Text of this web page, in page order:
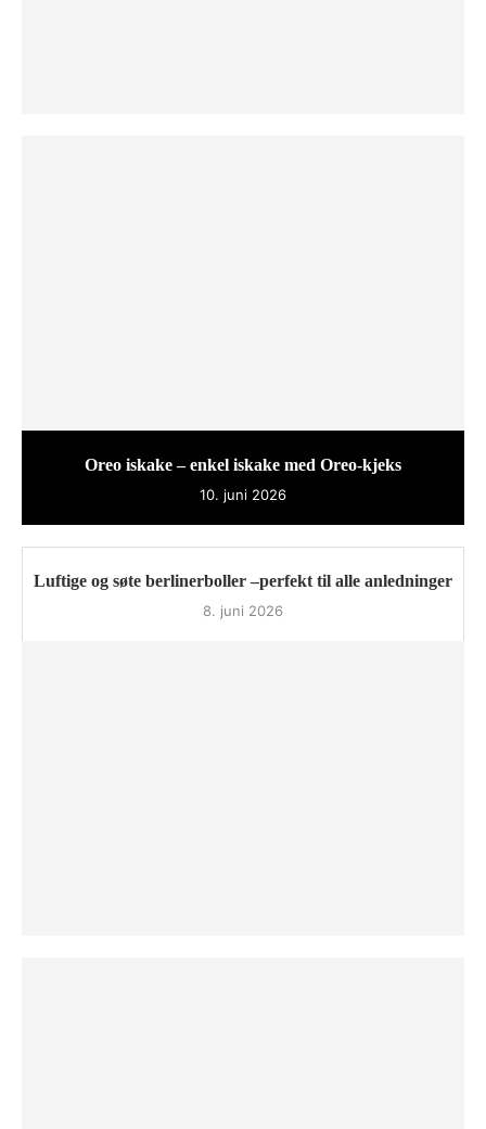
Oreo iskake – enkel iskake med Oreo-kjeks
10. juni 2026
Luftige og søte berlinerboller –perfekt til alle anledninger
8. juni 2026